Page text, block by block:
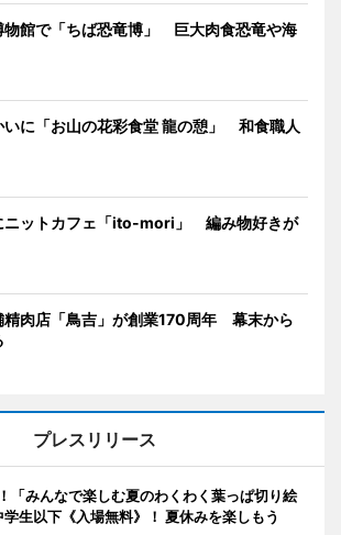
物館で「ちば恐竜博」 巨大肉食恐竜や海
いに「お山の花彩食堂 龍の憩」 和食職人
ニットカフェ「ito-mori」 編み物好きが
精肉店「鳥吉」が創業170周年 幕末から
プレスリリース
「みんなで楽しむ夏のわくわく葉っぱ切り絵
生以下《入場無料》！ 夏休みを楽しもう